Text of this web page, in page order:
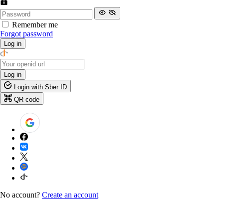
Remember me
Forgot password
Log in
Log in
Login with Sber ID
QR code
No account? Create an account